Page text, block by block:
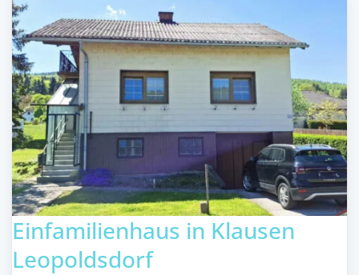
Einfamilienhaus in Klausen
Leopoldsdorf